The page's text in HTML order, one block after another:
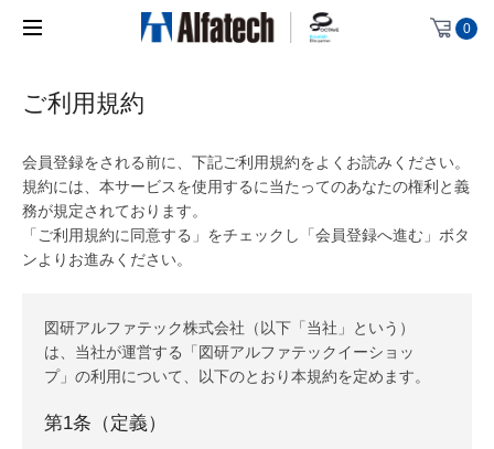
0
ご利用規約
会員登録をされる前に、下記ご利用規約をよくお読みください。
規約には、本サービスを使用するに当たってのあなたの権利と義
務が規定されております。
「ご利用規約に同意する」をチェックし「会員登録へ進む」ボタ
ンよりお進みください。
図研アルファテック株式会社（以下「当社」という）
は、当社が運営する「図研アルファテックイーショッ
プ」の利用について、以下のとおり本規約を定めます。
第1条（定義）